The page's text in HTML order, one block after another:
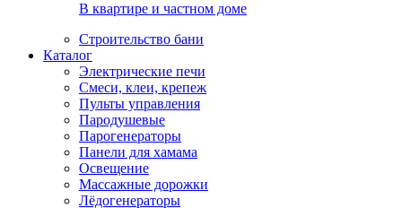
В квартире и частном доме
Строительство бани
Каталог
Электрические печи
Смеси, клеи, крепеж
Пульты управления
Пародушевые
Парогенераторы
Панели для хамама
Освещение
Массажные дорожки
Лёдогенераторы